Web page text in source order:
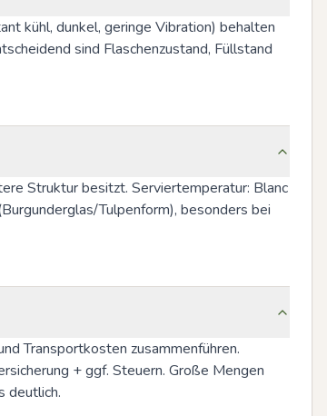
kühl, dunkel, geringe Vibration) behalten
sind Flaschenzustand, Füllstand
Struktur besitzt. Serviertemperatur: Blanc
Tulpenform), besonders bei
Transportkosten zusammenführen.
+ ggf. Steuern. Große Mengen
deutlich.